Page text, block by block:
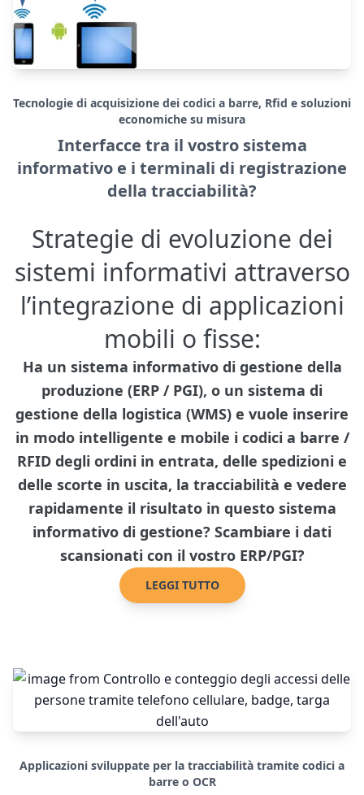
Tecnologie di acquisizione dei codici a barre, Rfid e soluzioni
economiche su misura
Interfacce tra il vostro sistema
informativo e i terminali di registrazione
della tracciabilità?
Strategie di evoluzione dei
sistemi informativi attraverso
l’integrazione di applicazioni
mobili o fisse:
Ha un sistema informativo di gestione della
produzione (ERP / PGI), o un sistema di
gestione della logistica (WMS) e vuole inserire
in modo intelligente e mobile i codici a barre /
RFID degli ordini in entrata, delle spedizioni e
delle scorte in uscita, la tracciabilità e vedere
rapidamente il risultato in questo sistema
informativo di gestione? Scambiare i dati
scansionati con il vostro ERP/PGI?
LEGGI TUTTO
Applicazioni sviluppate per la tracciabilità tramite codici a
barre o OCR